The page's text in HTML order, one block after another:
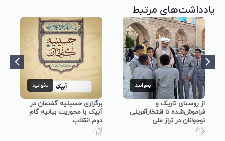
یادداشت‌های مرتبط
بخوانید
از روستای تاریک و
فراموش‌شده تا افتخارآفرینی
نوجوانان در تراز ملی
اخبار
بخوانید
برگزاری حسینیه گفتمان در
آبیک با محوریت بیانیه گام
دوم انقلاب
اخبار